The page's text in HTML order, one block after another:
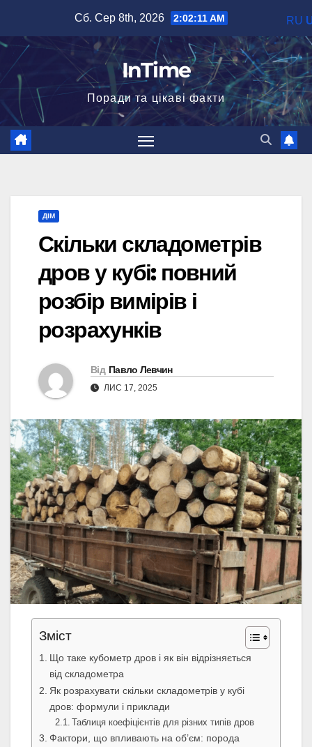
вмісту
Сб. Сер 8th, 2026 2:02:12 AM
InTime
Поради та цікаві факти
ДІМ
Скільки складометрів
дров у кубі: повний
розбір вимірів і
розрахунків
Від Павло Левчин
ЛИС 17, 2025
Зміст
Що таке кубометр дров і як він відрізняється
від складометра
Як розрахувати скільки складометрів у кубі
дров: формули і приклади
Таблиця коефіцієнтів для різних типів дров
Фактори, що впливають на об’єм: порода
RU